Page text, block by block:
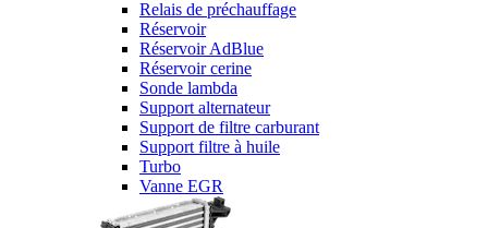
Relais de préchauffage
Réservoir
Réservoir AdBlue
Réservoir cerine
Sonde lambda
Support alternateur
Support de filtre carburant
Support filtre à huile
Turbo
Vanne EGR